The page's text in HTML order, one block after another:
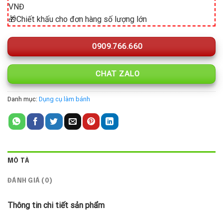
VNĐ
🎁Chiết khấu cho đơn hàng số lượng lớn
0909.766.660
CHAT ZALO
Danh mục: Dụng cụ làm bánh
MÔ TẢ
ĐÁNH GIÁ (0)
Thông tin chi tiết sản phẩm